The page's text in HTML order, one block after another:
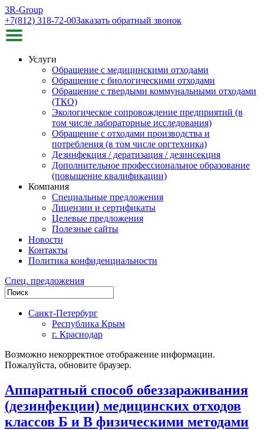
3R-Group
+7(812) 318-72-00Заказать обратный звонок
Услуги
Обращение с медицинскими отходами
Обращение с биологическими отходами
Обращение с твердыми коммунальными отходами
(ТКО)
Экологическое сопровождение предприятий (в
том числе лабораторные исследования)
Обращение с отходами производства и
потребления (в том числе оргтехника)
Дезинфекция / дератизация / дезинсекция
Дополнительное профессиональное образование
(повышение квалификации)
Компания
Специальные предложения
Лицензии и сертификаты
Целевые предложения
Полезные сайты
Новости
Контакты
Политика конфиденциальности
Спец. предложения
Санкт-Петербург
Республика Крым
г. Краснодар
Возможно некорректное отображение информации.
Пожалуйста, обновите браузер.
Аппаратный способ обеззараживания
(дезинфекции) медицинских отходов
классов Б и В физическими методами